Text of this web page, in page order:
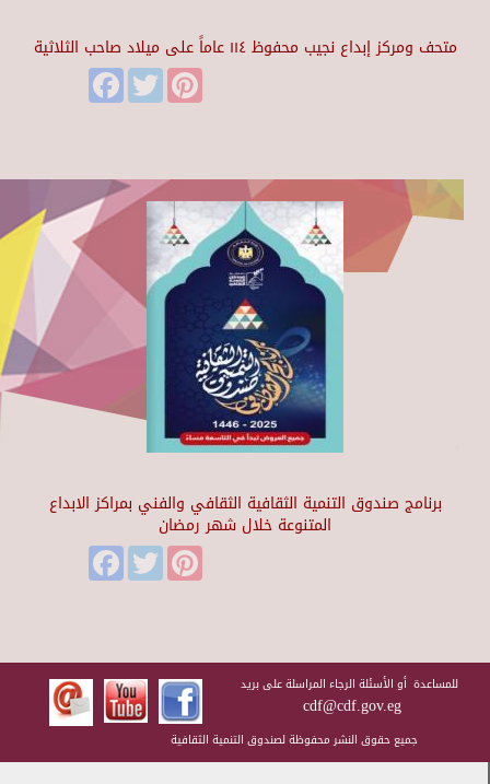
متحف ومركز إبداع نجيب محفوظ ١١٤ عاماً على ميلاد صاحب الثلاثية
FacebookTwitter
برنامج صندوق التنمية الثقافية الثقافي والفني بمراكز الابداع
المتنوعة خلال شهر رمضان
FacebookTwitter
للمساعدة أو الأسئلة الرجاء المراسلة على بريد
cdf@cdf.gov.eg
جميع حقوق النشر محفوظة لصندوق التنمية الثقافية